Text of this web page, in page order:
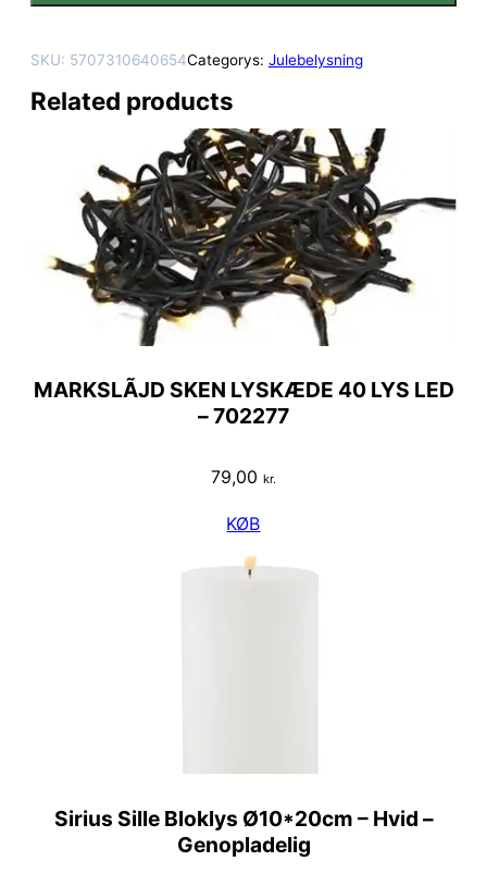
SKU: 5707310640654Categorys: Julebelysning
Related products
MARKSLÃJD SKEN LYSKÆDE 40 LYS LED
– 702277
79,00 kr.
KØB
Sirius Sille Bloklys Ø10*20cm – Hvid –
Genopladelig